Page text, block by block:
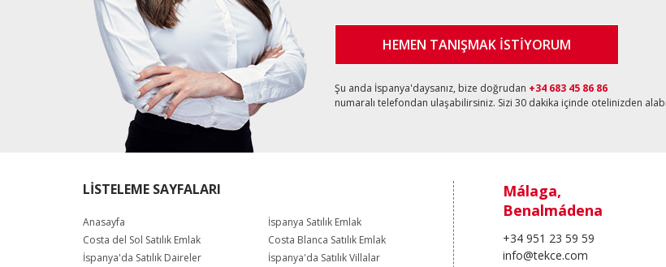
HEMEN TANIŞMAK İSTİYORUM
Şu anda İspanya'daysanız, bize doğrudan +34 683 45 86 86
numaralı telefondan ulaşabilirsiniz. Sizi 30 dakika içinde otelinizden
LİSTELEME SAYFALARI
Anasayfa
İspanya Satılık Emlak
Costa del Sol Satılık Emlak
Costa Blanca Satılık Emlak
İspanya'da Satılık Daireler
İspanya'da Satılık Villalar
Málaga,
Benalmádena
+34 951 23 59 59
info@tekce.com